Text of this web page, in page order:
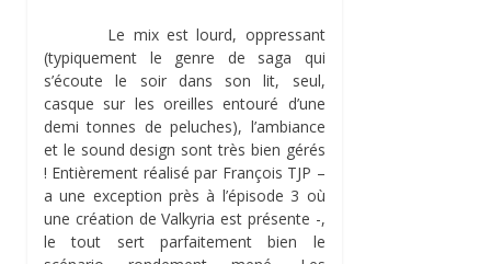
Le mix est lourd, oppressant
(typiquement le genre de saga qui
s’écoute le soir dans son lit, seul,
casque sur les oreilles entouré d’une
demi tonnes de peluches), l’ambiance
et le sound design sont très bien gérés
! Entièrement réalisé par François TJP –
a une exception près à l’épisode 3 où
une création de Valkyria est présente -,
le tout sert parfaitement bien le